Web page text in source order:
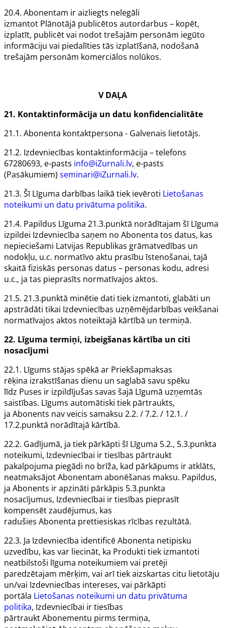
20.4. Abonentam ir aizliegts nelegāli
izmantot Plānotājā publicētos autordarbus – kopēt,
izplatīt, publicēt vai nodot trešajām personām iegūto
informāciju vai piedalīties tās izplatīšanā, nodošanā
trešajām personām komerciālos nolūkos.
V DAĻA
21. Kontaktinformācija un datu konfidencialitāte
21.1. Abonenta kontaktpersona - Galvenais lietotājs.
21.2. Izdevniecības kontaktinformācija – telefons
67280693, e-pasts info@iZurnali.lv, e-pasts
(Pasākumiem) seminari@iZurnali.lv.
21.3. Šī Līguma darbības laikā tiek ievēroti Lietošanas
noteikumi un datu privātuma politika.
21.4. Papildus Līguma 21.3.punktā norādītajam šī Līguma
izpildei Izdevniecība saņem no Abonenta tos datus, kas
nepieciešami Latvijas Republikas grāmatvedības un
nodokļu, u.c. normatīvo aktu prasību īstenošanai, tajā
skaitā fiziskās personas datus – personas kodu, adresi
u.c., ja tas pieprasīts normatīvajos aktos.
21.5. 21.3.punktā minētie dati tiek izmantoti, glabāti un
apstrādāti tikai Izdevniecības uzņēmējdarbības veikšanai
normatīvajos aktos noteiktajā kārtībā un termiņā.
22. Līguma termiņi, izbeigšanas kārtība un citi
nosacījumi
22.1. Līgums stājas spēkā ar Priekšapmaksas
rēķina izrakstīšanas dienu un saglabā savu spēku
līdz Puses ir izpildījušas savas šajā Līgumā uzņemtās
saistības. Līgums automātiski tiek pārtraukts,
ja Abonents nav veicis samaksu 2.2. / 7.2. / 12.1. /
17.2.punktā norādītajā kārtībā.
22.2. Gadījumā, ja tiek pārkāpti šīLīguma 5.2., 5.3.punkta
noteikumi, Izdevniecībai ir tiesības pārtraukt
pakalpojuma piegādi no brīža, kad pārkāpums ir atklāts,
neatmaksājotAbonentam abonēšanas maksu. Papildus,
ja Abonents ir apzināti pārkāpis 5.3.punkta
nosacījumus, Izdevniecībai ir tiesības pieprasīt
kompensēt zaudējumus, kas
radušies Abonenta prettiesiskas rīcības rezultātā.
22.3. Ja Izdevniecība identificēAbonenta netipisku
uzvedību, kas var liecināt, ka Produkti tiek izmantoti
neatbilstoši līguma noteikumiem vai pretēji
paredzētajam mērķim, vai arī tiek aizskartas citu lietotāju
un/vai Izdevniecības intereses, vai pārkāpti
portāla Lietošanas noteikumi un datu privātuma
politika, Izdevniecībai ir tiesības
pārtrauktAbonementu pirms termiņa,